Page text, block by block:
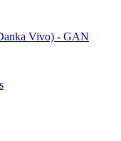
Vivo) - GAN